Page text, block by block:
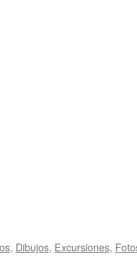
, Dibujos, Excursiones,